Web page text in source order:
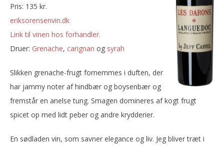
Pris: 135 kr.
eriksorensenvin.dk
Link til vinen hos forhandler.
Druer:
grenache, carignan og syrah
Slikken grenache-frugt fornemmes i duften, der
har jammy noter af hindbær og boysenbær og
fremstår en anelse tung. Smagen domineres af kogt frugt
spicet op med lidt peber og andre krydderier.
En sødladen vin, som savner elegance og liv. Jeg bliver træt i